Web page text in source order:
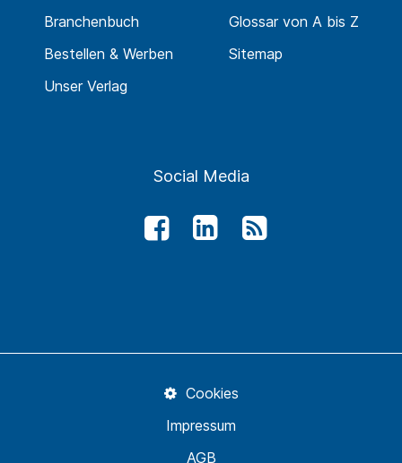
Branchenbuch
Bestellen & Werben
Unser Verlag
Glossar von A bis Z
Sitemap
Social Media
AGB
Impressum
Cookies